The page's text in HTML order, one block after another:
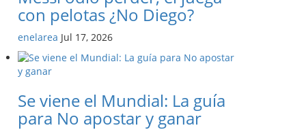
con pelotas ¿No Diego?
enelarea Jul 17, 2026
Se viene el Mundial: La guía
para No apostar y ganar